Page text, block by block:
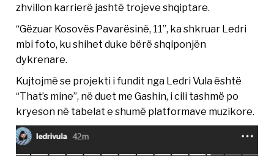
zhvillon karrierë jashtë trojeve shqiptare.
“Gëzuar Kosovës Pavarësinë, 11”, ka shkruar Ledri
mbi foto, ku shihet duke bërë shqiponjën
dykrenare.
Kujtojmë se projekti i fundit nga Ledri Vula është
“That’s mine”, në duet me Gashin, i cili tashmë po
kryeson në tabelat e shumë platformave muzikore.